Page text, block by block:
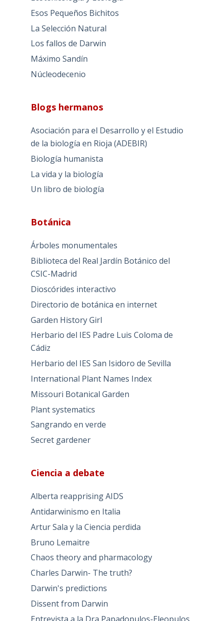
Esos Pequeños Bichitos
La Selección Natural
Los fallos de Darwin
Máximo Sandín
Núcleodecenio
Blogs hermanos
Asociación para el Desarrollo y el Estudio
de la biología en Rioja (ADEBIR)
Biología humanista
La vida y la biología
Un libro de biología
Botánica
Árboles monumentales
Biblioteca del Real Jardín Botánico del
CSIC-Madrid
Dioscórides interactivo
Directorio de botánica en internet
Garden History Girl
Herbario del IES Padre Luis Coloma de
Cádiz
Herbario del IES San Isidoro de Sevilla
International Plant Names Index
Missouri Botanical Garden
Plant systematics
Sangrando en verde
Secret gardener
Ciencia a debate
Alberta reapprising AIDS
Antidarwinismo en Italia
Artur Sala y la Ciencia perdida
Bruno Lemaitre
Chaos theory and pharmacology
Charles Darwin- The truth?
Darwin's predictions
Dissent from Darwin
Entrevista a la Dra Papadopulos-Eleopulos